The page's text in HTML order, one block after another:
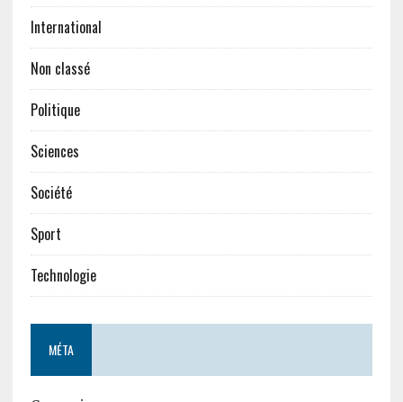
International
Non classé
Politique
Sciences
Société
Sport
Technologie
MÉTA